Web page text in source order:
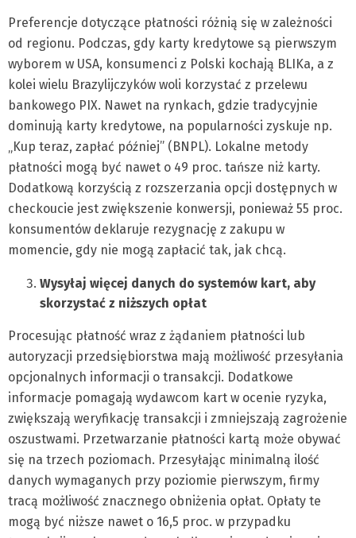
Preferencje dotyczące płatności różnią się w zależności
od regionu. Podczas, gdy karty kredytowe są pierwszym
wyborem w USA, konsumenci z Polski kochają BLIKa, a z
kolei wielu Brazylijczyków woli korzystać z przelewu
bankowego PIX. Nawet na rynkach, gdzie tradycyjnie
dominują karty kredytowe, na popularności zyskuje np.
„Kup teraz, zapłać później” (BNPL). Lokalne metody
płatności mogą być nawet o 49 proc. tańsze niż karty.
Dodatkową korzyścią z rozszerzania opcji dostępnych w
checkoucie jest zwiększenie konwersji, ponieważ 55 proc.
konsumentów deklaruje rezygnację z zakupu w
momencie, gdy nie mogą zapłacić tak, jak chcą.
Wysyłaj więcej danych do systemów kart, aby
skorzystać z niższych opłat
Procesując płatność wraz z żądaniem płatności lub
autoryzacji przedsiębiorstwa mają możliwość przesyłania
opcjonalnych informacji o transakcji. Dodatkowe
informacje pomagają wydawcom kart w ocenie ryzyka,
zwiększają weryfikację transakcji i zmniejszają zagrożenie
oszustwami. Przetwarzanie płatności kartą może obywać
się na trzech poziomach. Przesyłając minimalną ilość
danych wymaganych przy poziomie pierwszym, firmy
tracą możliwość znacznego obniżenia opłat. Opłaty te
mogą być niższe nawet o 16,5 proc. w przypadku